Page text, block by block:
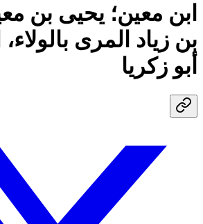
ابن معين؛ يحيى بن
بن زياد المرى بالولاء،
أبو زكريا